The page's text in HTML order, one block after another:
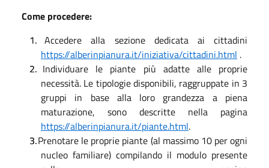
Come procedere:
1. Accedere alla sezione dedicata ai cittadini
https://alberinpianura.it/iniziativa/cittadini.html .
2. Individuare le piante più adatte alle proprie
necessità. Le tipologie disponibili, raggruppate in 3
gruppi in base alla loro grandezza a piena
maturazione, sono descritte nella pagina
https://alberinpianura.it/piante.html.
3.Prenotare le proprie piante (al massimo 10 per ogni
nucleo familiare) compilando il modulo presente